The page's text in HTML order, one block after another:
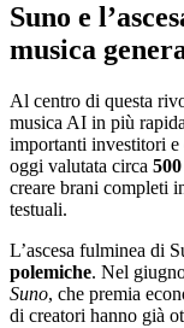
Suno e
musica
Al centro di questa
musica AI in più
importanti investitori e
oggi valutata circa
creare brani completi
testuali.
L’ascesa fulminea di
polemiche. Nel
Suno, che premia
di creatori hanno già